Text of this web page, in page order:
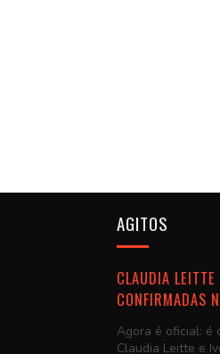
AGITOS
CLAUDIA
CONFIRMADAS
Agora é oficial: é
Claudia Leitte e